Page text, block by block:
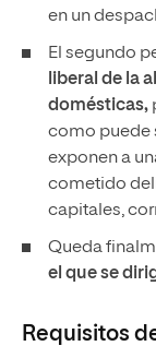
en un
El segundo
liberal de la
domésticas,
como puede
exponen a
cometido
capitales,
Queda
el que se
Requisitos